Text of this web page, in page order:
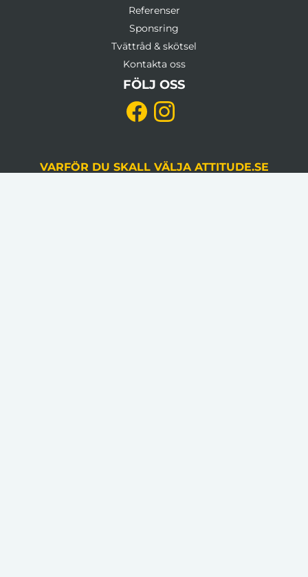
Referenser
Sponsring
Tvättråd & skötsel
Kontakta oss
FÖLJ OSS
VARFÖR DU SKALL VÄLJA ATTITUDE.SE